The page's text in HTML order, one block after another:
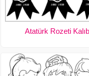
Atatürk Rozeti